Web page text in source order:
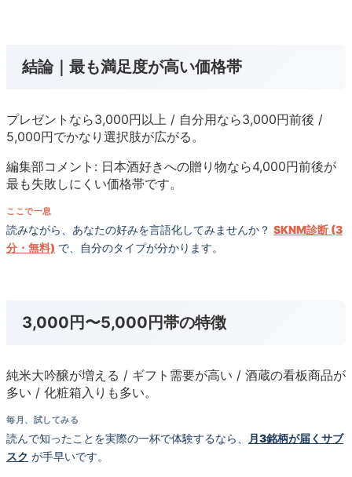
結論｜最も満足度が高い価格帯
プレゼントなら3,000円以上 / 自分用なら3,000円前後 /
5,000円でかなり選択肢が広がる。
編集部コメント: 日本酒好きへの贈り物なら4,000円前後が
最も失敗しにくい価格帯です。
ここで一息
読みながら、あなたの好みを言語化してみませんか？ SKNM診断 (3
分・無料) で、自分のタイプが分かります。
3,000円〜5,000円帯の特徴
純米大吟醸が増える / ギフト需要が高い / 酒蔵の看板商品が
多い / 化粧箱入りも多い。
毎月、試してみる
読んで知ったことを実際の一杯で体験するなら、
月3銘柄が届くサブ
スク が手早いです。